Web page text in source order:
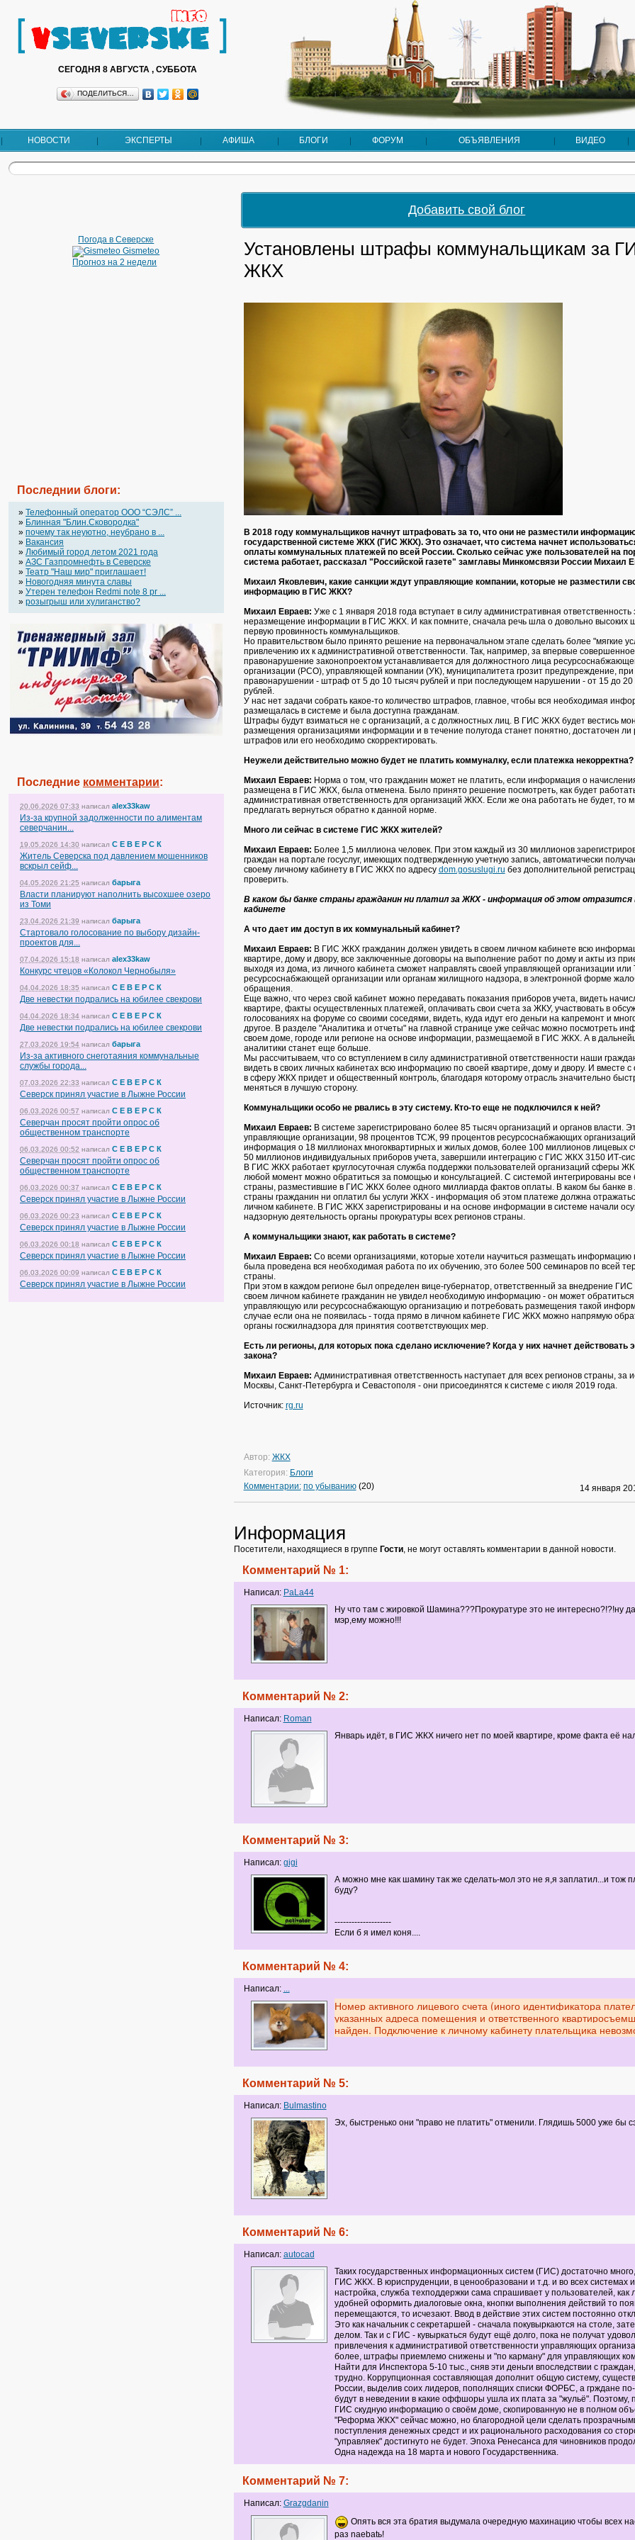
СЕГОДНЯ 8 АВГУСТА , СУББОТА
ПОДЕЛИТЬСЯ…
НОВОСТИ ЭКСПЕРТЫ АФИША БЛОГИ ФОРУМ ОБЪЯВЛЕНИЯ ВИДЕО
Погода в Северске
Gismeteo
Прогноз на 2 недели
Последнии блоги:
» Телефонный оператор OOO “СЭЛС” ...
» Блинная "Блин.Сковородка"
» почему так неуютно, неубрано в ...
» Вакансия
» Любимый город летом 2021 года
» АЗС Газпромнефть в Северске
» Театр "Наш мир" приглашает!
» Новогодняя минута славы
» Утерен телефон Redmi note 8 pr ...
» розыгрыш или хулиганство?
Последние комментарии:
20.06.2026 07:33 написал alex33kaw
Из-за крупной задолженности по алиментам
северчанин...
19.05.2026 14:30 написал С Е В Е Р С К
Житель Северска под давлением мошенников
вскрыл сейф...
04.05.2026 21:25 написал барыга
Власти планируют наполнить высохшее озеро
из Томи
23.04.2026 21:39 написал барыга
Стартовало голосование по выбору дизайн-
проектов для...
07.04.2026 15:18 написал alex33kaw
Конкурс чтецов «Колокол Чернобыля»
04.04.2026 18:35 написал С Е В Е Р С К
Две невестки подрались на юбилее свекрови
04.04.2026 18:34 написал С Е В Е Р С К
Две невестки подрались на юбилее свекрови
27.03.2026 19:54 написал барыга
Из-за активного снеготаяния коммунальные
службы города...
07.03.2026 22:33 написал С Е В Е Р С К
Северск принял участие в Лыжне России
06.03.2026 00:57 написал С Е В Е Р С К
Северчан просят пройти опрос об
общественном транспорте
06.03.2026 00:52 написал С Е В Е Р С К
Северчан просят пройти опрос об
общественном транспорте
06.03.2026 00:37 написал С Е В Е Р С К
Северск принял участие в Лыжне России
06.03.2026 00:23 написал С Е В Е Р С К
Северск принял участие в Лыжне России
06.03.2026 00:18 написал С Е В Е Р С К
Северск принял участие в Лыжне России
06.03.2026 00:09 написал С Е В Е Р С К
Северск принял участие в Лыжне России
Добавить свой блог
Установлены штрафы коммунальщикам за
ЖКХ
В 2018 году коммунальщиков начнут штрафовать за то, что они не разместили
государственной системе ЖКХ (ГИС ЖКХ). Это означает, что система начнет
оплаты коммунальных платежей по всей России. Сколько сейчас уже пользователей на
система работает, рассказал "Российской газете" замглавы Минкомсвязи России Михаил
Михаил Яковлевич, какие санкции ждут управляющие компании, которые не разместили
информацию в ГИС ЖКХ?
Михаил Евраев: Уже с 1 января 2018 года вступает в силу административная ответственность
неразмещение информации в ГИС ЖКХ. И как помните, сначала речь шла о довольно высоких
первую провинность коммунальщиков.
Но правительством было принято решение на первоначальном этапе сделать более "мягкие
привлечению их к административной ответственности. Так, например, за впервые совершенное
правонарушение законопроектом устанавливается для должностного лица
организации (РСО), управляющей компании (УК), муниципалитета грозит предупреждение,
правонарушении - штраф от 5 до 10 тысяч рублей и при последующем нарушении - от 15 до 20
рублей.
У нас нет задачи собрать какое-то количество штрафов, главное, чтобы вся необходимая
размещалась в системе и была доступна гражданам.
Штрафы будут взиматься не с организаций, а с должностных лиц. В ГИС ЖКХ будет вестись
размещения организациями информации и в течение полугода станет понятно, достаточен ли
штрафов или его необходимо скорректировать.
Неужели действительно можно будет не платить коммуналку, если платежка некорректна?
Михаил Евраев: Норма о том, что гражданин может не платить, если информация о
размещена в ГИС ЖКХ, была отменена. Было принято решение посмотреть, как будет
административная ответственность для организаций ЖКХ. Если же она работать не будет, то
предлагать вернуться обратно к данной норме.
Много ли сейчас в системе ГИС ЖКХ жителей?
Михаил Евраев: Более 1,5 миллиона человек. При этом каждый из 30 миллионов
граждан на портале госуслуг, имеющих подтвержденную учетную запись, автоматически
своему личному кабинету в ГИС ЖКХ по адресу dom.gosuslugi.ru без дополнительной
проверить.
В каком бы банке страны гражданин ни платил за ЖКХ - информация об этом отразится
кабинете
А что дает им доступ в их коммунальный кабинет?
Михаил Евраев: В ГИС ЖКХ гражданин должен увидеть в своем личном кабинете всю
квартире, дому и двору, все заключенные договоры на выполнение работ по дому и акты из
выходя из дома, из личного кабинета сможет направлять своей управляющей организации
ресурсоснабжающей организации или органам жилищного надзора, в электронной форме
обращения.
Еще важно, что через свой кабинет можно передавать показания приборов учета, видеть
квартире, факты осуществленных платежей, оплачивать свои счета за ЖКУ, участвовать в
голосованиях на форуме со своими соседями, видеть, куда идут его деньги на капремонт и
другое. В разделе "Аналитика и отчеты" на главной странице уже сейчас можно посмотреть
своем доме, городе или регионе на основе информации, размещаемой в ГИС ЖКХ. А в
аналитики станет еще больше.
Мы рассчитываем, что со вступлением в силу административной ответственности наши
видеть в своих личных кабинетах всю информацию по своей квартире, дому и двору. И вместе с
в сферу ЖКХ придет и общественный контроль, благодаря которому отрасль значительно
меняться в лучшую сторону.
Коммунальщики особо не рвались в эту систему. Кто-то еще не подключился к ней?
Михаил Евраев: В системе зарегистрировано более 85 тысяч организаций и органов власти.
управляющие организации, 98 процентов ТСЖ, 99 процентов ресурсоснабжающих
информация о 18 миллионах многоквартирных и жилых домов, более 100 миллионов лицевых
50 миллионов индивидуальных приборов учета, завершили интеграцию с ГИС ЖКХ 3150 ИТ-
В ГИС ЖКХ работает круглосуточная служба поддержки пользователей организаций сферы
любой момент можно обратиться за помощью и консультацией. С системой интегрированы все
страны, разместившие в ГИС ЖКХ более одного миллиарда фактов оплаты. В каком бы банке в
страны гражданин ни оплатил бы услуги ЖКХ - информация об этом платеже должна
личном кабинете. В ГИС ЖКХ зарегистрированы и на основе информации в системе начали
надзорную деятельность органы прокуратуры всех регионов страны.
А коммунальщики знают, как работать в системе?
Михаил Евраев: Со всеми организациями, которые хотели научиться размещать
была проведена вся необходимая работа по их обучению, это более 500 семинаров по всей
страны.
При этом в каждом регионе был определен вице-губернатор, ответственный за внедрение
своем личном кабинете гражданин не увидел необходимую информацию - он может
управляющую или ресурсоснабжающую организацию и потребовать размещения такой
случае если она не появилась - тогда прямо в личном кабинете ГИС ЖКХ можно напрямую
органы госжилнадзора для принятия соответствующих мер.
Есть ли регионы, для которых пока сделано исключение? Когда у них начнет действовать
закона?
Михаил Евраев: Административная ответственность наступает для всех регионов страны, за
Москвы, Санкт-Петербурга и Севастополя - они присоединятся к системе с июля 2019 года.
Источник: rg.ru
Автор: ЖКХ
Категория: Блоги
Комментарии: по убыванию(20) 14 января
Информация
Посетители, находящиеся в группе Гости, не могут оставлять комментарии в данной новости.
Комментарий № 1:
Написал: PaLa44
Ну что там с жировкой Шамина???Прокуратуре это не интересно?!?!ну
мэр,ему можно!!!
Комментарий № 2:
Написал: Roman
Январь идёт, в ГИС ЖКХ ничего нет по моей квартире, кроме факта её
Комментарий № 3:
Написал: gigi
А можно мне как шамину так же сделать-мол это не я,я заплатил...и тож
буду?
--------------------
Если б я имел коня....
Комментарий № 4:
Написал: ...
Номер активного лицевого счета (иного идентификатора
указанных адреса помещения и ответственного
найден. Подключение к личному кабинету плательщика
Комментарий № 5:
Написал: Bulmastino
Эх, быстренько они "право не платить" отменили. Глядишь 5000 уже бы
Комментарий № 6:
Написал: autocad
Таких государственных информационных систем (ГИС) достаточно
ГИС ЖКХ. В юриспруденции, в ценообразовани и т.д. и во всех системах
настройка, служба техподдержки сама спрашивает у пользователей, как
удобней оформить диалоговые окна, кнопки выполнения действий то
перемещаются, то исчезают. Ввод в действие этих систем постоянно
Это как начальник с секретаршей - сначала покувыркаются на столе,
делом. Так и с ГИС - кувыркаться будут ещё долго, пока не получат
привлечения к административой ответственности управляющих
более, штрафы приемлемо снижены и "по карману" для управляющих
Найти для Инспектора 5-10 тыс., сняв эти деньги впоследствии с
трудно. Коррупционная составляющая дополнит общую систему,
России, выделив соих лидеров, пополнящих списки ФОРБС, а грждане
будут в неведении в какие оффшоры ушла их плата за "жульё". Поэтому,
ГИС скудную информацию о своём доме, скопированную не в полном
"Реформа ЖКХ" сейчас можно, но благородной цели сделать
поступления денежных средст и их рационального расходования со
"управляек" достигнуто не будет. Эпоха Ренесанса для чиновников
Одна надежда на 18 марта и нового Государственника.
Комментарий № 7:
Написал: Grazgdanin
Опять вся эта братия выдумала очередную махинацию чтобы всех
раз naebatь!